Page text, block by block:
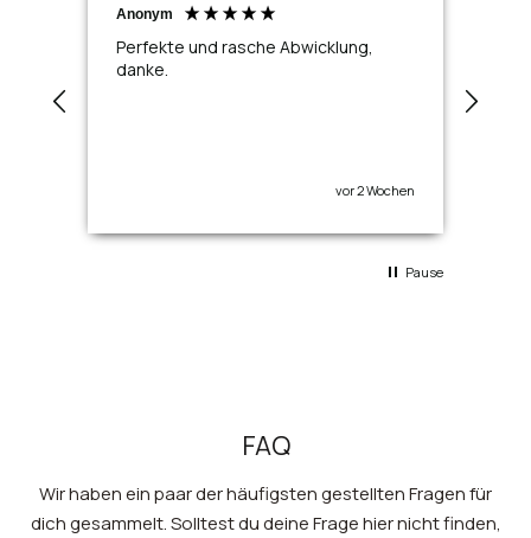
Anonym
Perfekte und rasche Abwicklung,
danke.
vor 2 Wochen
Pause
FAQ
Wir haben ein paar der häufigsten gestellten Fragen für
dich gesammelt. Solltest du deine Frage hier nicht finden,